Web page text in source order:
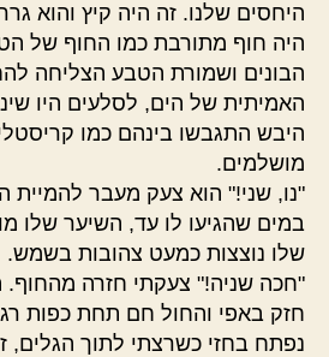
היחסים שלנו. זה היה קיץ והוא
היה חוף מתורבת כמו החוף של
הבונים ושמורת הטבע הצליחה
האמיתית של הים, לסלעים היו
היבש התגבשו בינהם כמו
מושלמים.
"נו, שני!" הוא צעק מעבר להמיית
במים שהגיעו לו עד, השיער שלו
שלו נוצצות כמעט צהובות בשמש.
"חכה שניה!" צעקתי חזרה
חזק באפי והחול חם תחת כפות
נפתח בחזי כשרצתי לתוך הגלים,